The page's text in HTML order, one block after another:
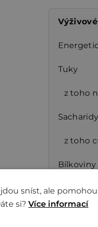
Tuky
z toho
z toho
Bílkoviny
Sůl
sníst, ale
si? Více informací